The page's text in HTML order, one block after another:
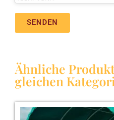
SENDEN
Ähnliche
gleichen